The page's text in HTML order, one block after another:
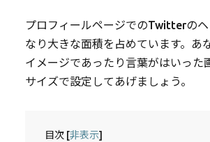
プロフィールページでのTwitterの
なり大きな面積を占めています。あ
イメージであったり言葉がはいった
サイズで設定してあげましょう。
目次 [非表示]